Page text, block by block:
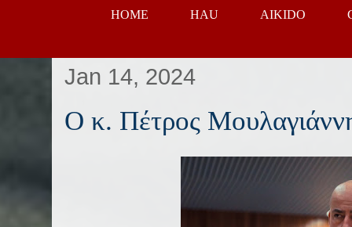
HOME HAU AIKIDO
Jan 14, 2024
Ο κ. Πέτρος